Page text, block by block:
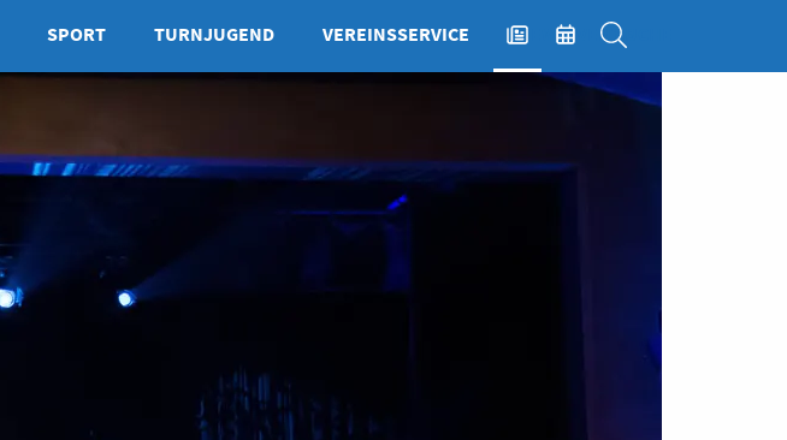
SPORT TURNJUGEND VEREINSSERVICE NEWSEVENTSSUCHE